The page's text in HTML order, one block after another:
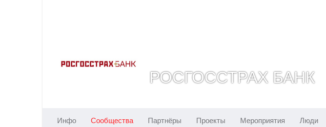
РОСГОССТРАХ БАНК
Инфо Сообщества Партнёры Проекты Мероприятия Люди